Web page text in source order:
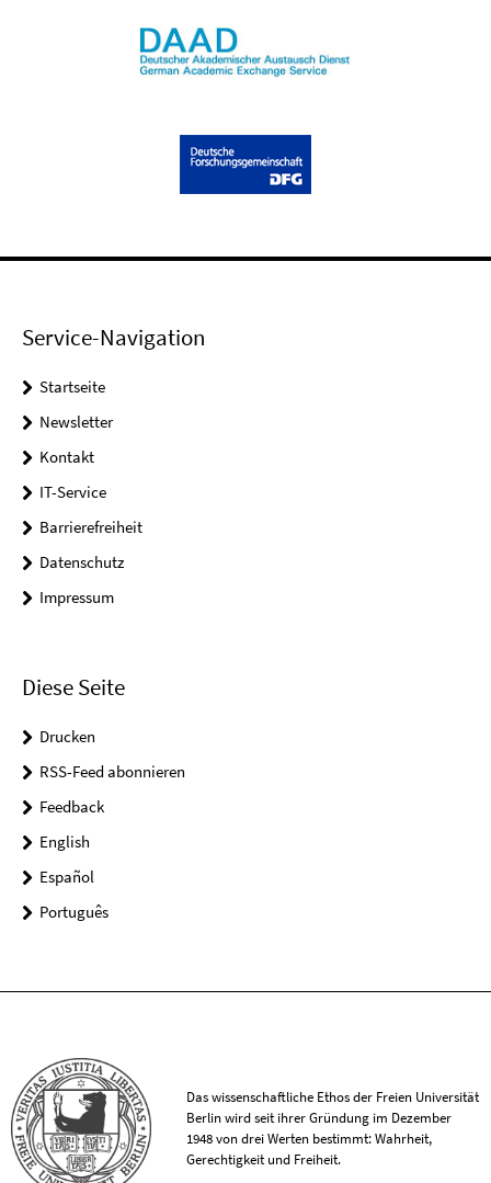
Service-Navigation
Startseite
Newsletter
Kontakt
IT-Service
Barrierefreiheit
Datenschutz
Impressum
Diese Seite
Drucken
RSS-Feed abonnieren
Feedback
English
Español
Português
Das wissenschaftliche Ethos der Freien Universität
Berlin wird seit ihrer Gründung im Dezember
1948 von drei Werten bestimmt: Wahrheit,
Gerechtigkeit und Freiheit.